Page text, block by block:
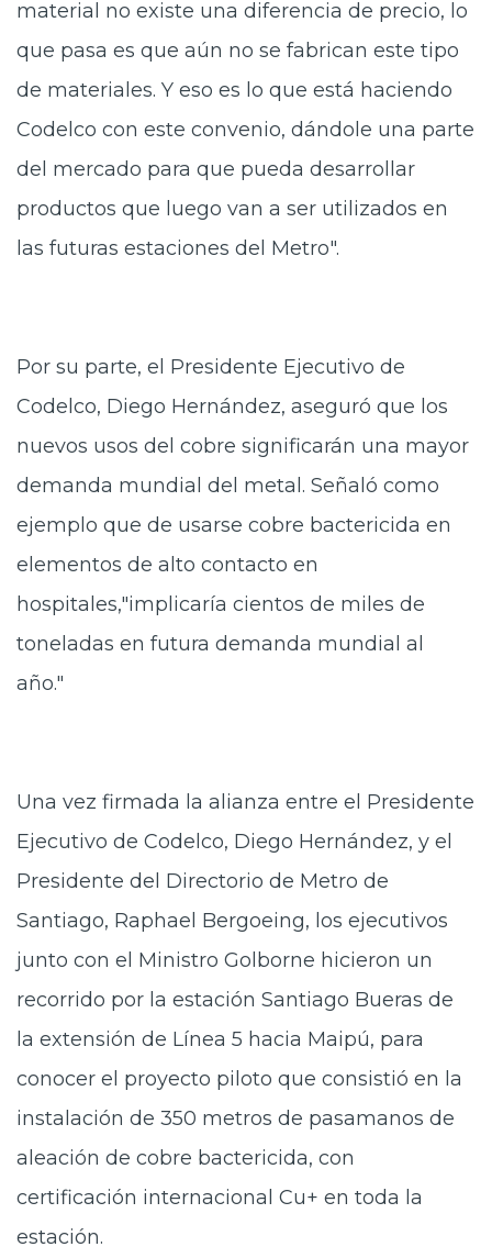
material no existe una diferencia de precio, lo
que pasa es que aún no se fabrican este tipo
de materiales. Y eso es lo que está haciendo
Codelco con este convenio, dándole una parte
del mercado para que pueda desarrollar
productos que luego van a ser utilizados en
las futuras estaciones del Metro".
Por su parte, el Presidente Ejecutivo de
Codelco, Diego Hernández, aseguró que los
nuevos usos del cobre significarán una mayor
demanda mundial del metal. Señaló como
ejemplo que de usarse cobre bactericida en
elementos de alto contacto en
hospitales,"implicaría cientos de miles de
toneladas en futura demanda mundial al
año."
Una vez firmada la alianza entre el Presidente
Ejecutivo de Codelco, Diego Hernández, y el
Presidente del Directorio de Metro de
Santiago, Raphael Bergoeing, los ejecutivos
junto con el Ministro Golborne hicieron un
recorrido por la estación Santiago Bueras de
la extensión de Línea 5 hacia Maipú, para
conocer el proyecto piloto que consistió en la
instalación de 350 metros de pasamanos de
aleación de cobre bactericida, con
certificación internacional Cu+ en toda la
estación.